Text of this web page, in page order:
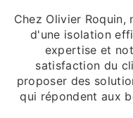
Chez Olivier
d'une isolation
expertise et
satisfaction du
proposer des
qui répondent aux